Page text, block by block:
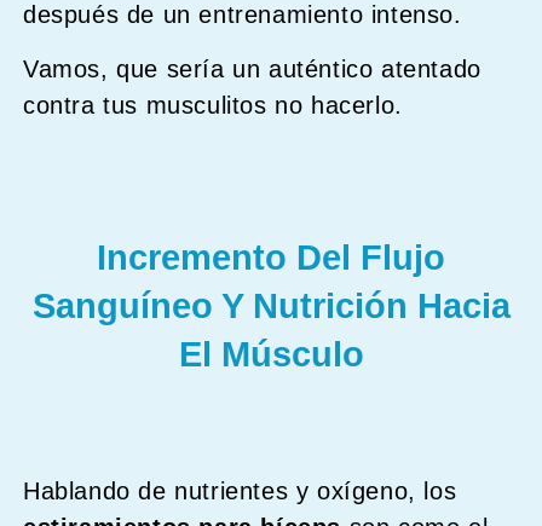
después de un entrenamiento intenso.
Vamos, que sería un auténtico atentado
contra tus musculitos no hacerlo.
Incremento Del Flujo
Sanguíneo Y Nutrición Hacia
El Músculo
Hablando de nutrientes y oxígeno, los